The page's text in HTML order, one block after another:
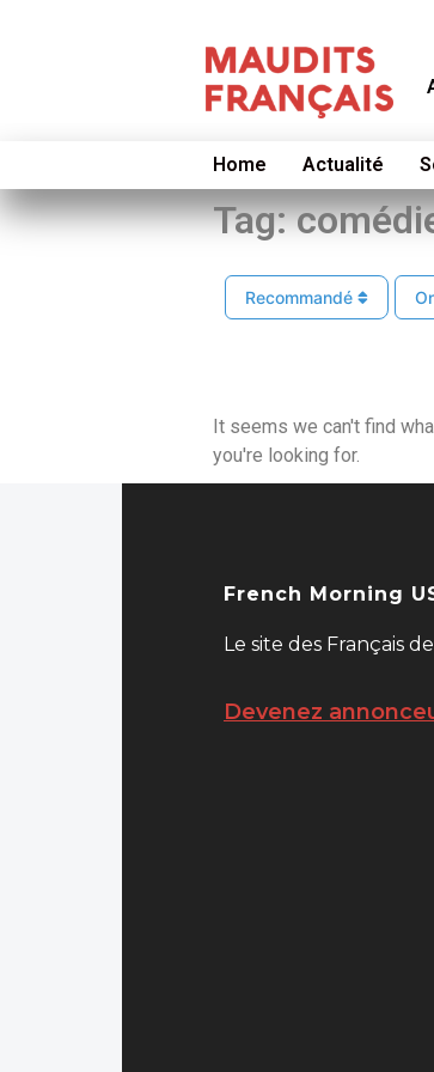
Home Actualité
Tag:
Recommandé
It seems we can't find
you're looking for.
French Morning
Le site des Français
Devenez